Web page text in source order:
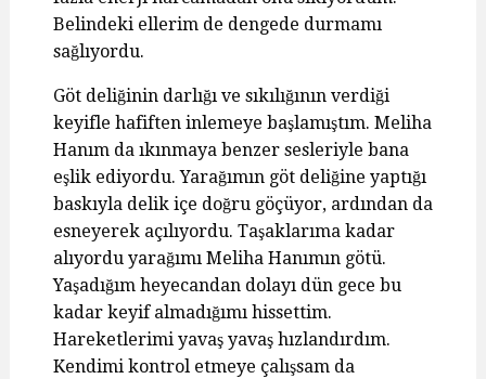
Belindeki ellerim de dengede durmamı
sağlıyordu.
Göt deliğinin darlığı ve sıkılığının verdiği
keyifle hafiften inlemeye başlamıştım. Meliha
Hanım da ıkınmaya benzer sesleriyle bana
eşlik ediyordu. Yarağımın göt deliğine yaptığı
baskıyla delik içe doğru göçüyor, ardından da
esneyerek açılıyordu. Taşaklarıma kadar
alıyordu yarağımı Meliha Hanımın götü.
Yaşadığım heyecandan dolayı dün gece bu
kadar keyif almadığımı hissettim.
Hareketlerimi yavaş yavaş hızlandırdım.
Kendimi kontrol etmeye çalışsam da